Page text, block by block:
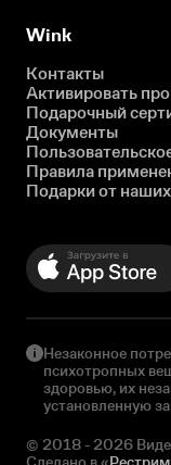
Wink
Контакты
Активировать
Подарочный
Документы
Правила
Подарки от
Незаконное
психотропных
здоровью, их
установленную
© 2018 - 2026